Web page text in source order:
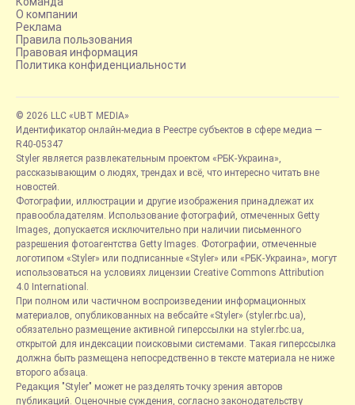
О компании
Реклама
Правила пользования
Правовая информация
Политика конфиденциальности
© 2026 LLC «UBT MEDIA»
Идентификатор онлайн-медиа в Реестре субъектов в сфере медиа —
R40-05347
Styler является развлекательным проектом «РБК-Украина»,
рассказывающим о людях, трендах и всё, что интересно читать вне
новостей.
Фотографии, иллюстрации и другие изображения принадлежат их
правообладателям. Использование фотографий, отмеченных Getty
Images, допускается исключительно при наличии письменного
разрешения фотоагентства Getty Images. Фотографии, отмеченные
логотипом «Styler» или подписанные «Styler» или «РБК-Украина», могут
использоваться на условиях лицензии Creative Commons Attribution
4.0 International.
При полном или частичном воспроизведении информационных
материалов, опубликованных на вебсайте «Styler» (styler.rbc.ua),
обязательно размещение активной гиперссылки на styler.rbc.ua,
открытой для индексации поисковыми системами. Такая гиперссылка
должна быть размещена непосредственно в тексте материала не ниже
второго абзаца.
Редакция "Styler" может не разделять точку зрения авторов
публикаций. Оценочные суждения, согласно законодательству